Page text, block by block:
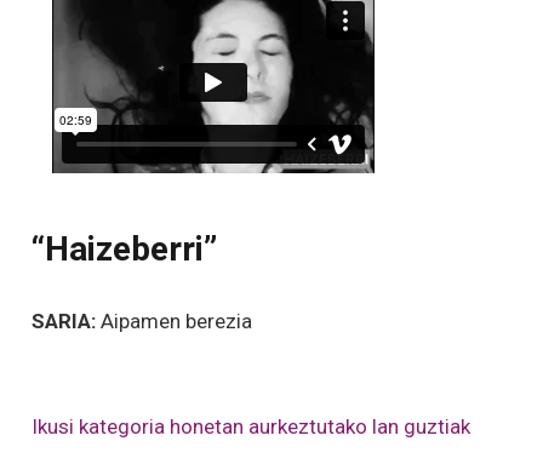
“Haizeberri”
SARIA:Aipamen berezia
Ikusi kategoria honetan aurkeztutako lan guztiak